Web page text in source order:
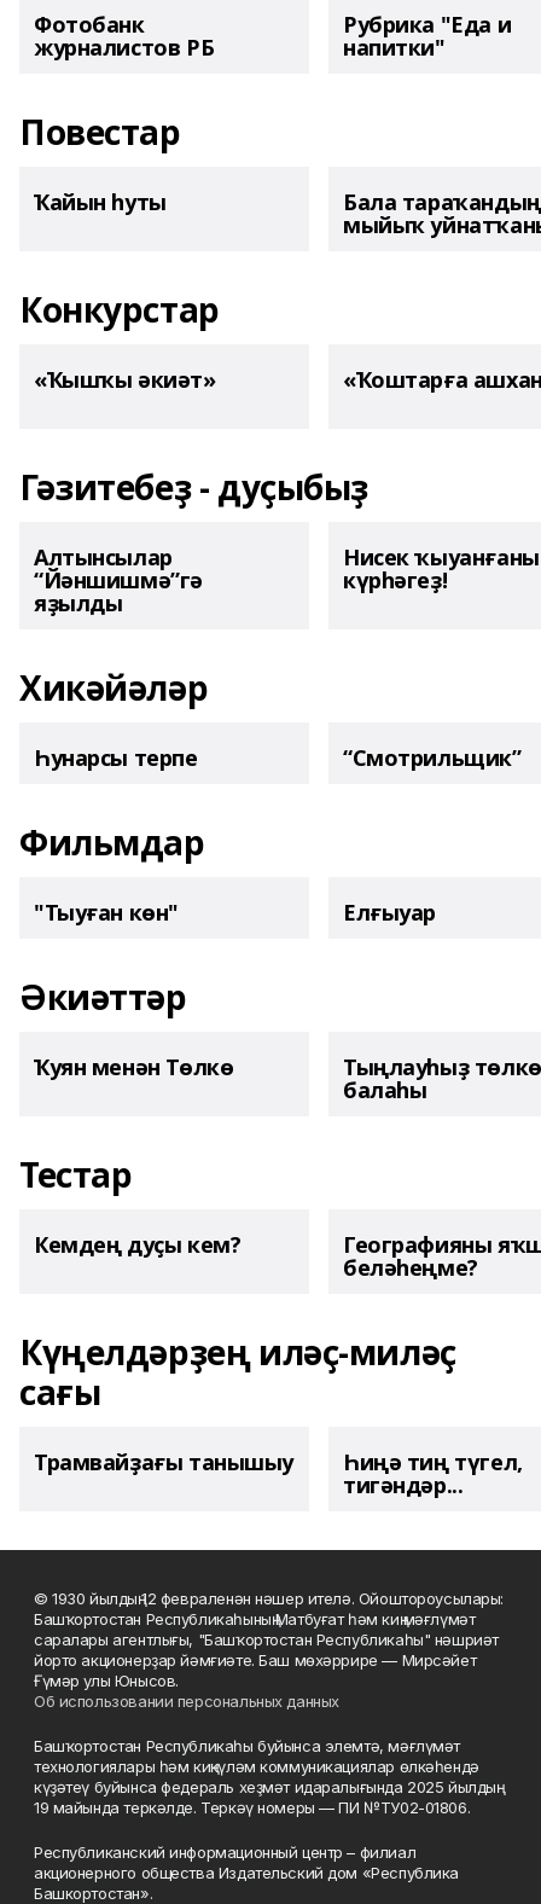
Фотобанк
журналистов РБ
Рубрика "Еда и
напитки"
Повестар
Ҡайын һуты Бала тараҡандың
мыйыҡ
Конкурстар
«Ҡышҡы әкиәт» «Ҡоштарға
Гәзитебеҙ - дуҫыбыҙ
Алтынсылар
“Йәншишмә”гә
яҙылды
Нисек
күрһәгеҙ!
Хикәйәләр
Һунарсы терпе “Смотрильщик”
Фильмдар
"Тыуған көн" Елғыуар
Әкиәттәр
Ҡуян менән Төлкө Тыңлауһыҙ төлкө
балаһы
Тестар
Кемдең дуҫы кем? Географияны
беләһеңме?
Күңелдәрҙең иләҫ-миләҫ
сағы
Трамвайҙағы танышыу Һиңә тиң түгел,
тигәндәр...
© 1930 йылдың 12 февраленән нәшер ителә. Ойоштороусылары:
Башҡортостан Республикаһының Матбуғат һәм киң мәғлүмәт
саралары агентлығы, "Башҡортостан Республикаһы" нәшриәт
йорто акционерҙар йәмғиәте. Баш мөхәррире — Мирсәйет
Ғүмәр улы Юнысов.
Об использовании персональных данных
Башҡортостан Республикаһы буйынса элемтә, мәғлүмәт
технологиялары һәм киңкүләм коммуникациялар өлкәһендә
күҙәтеү буйынса федераль хеҙмәт идаралығында 2025 йылдың
19 майында теркәлде. Теркәү номеры — ПИ №ТУ02-01806.
Республиканский информационный центр – филиал
акционерного общества Издательский дом «Республика
Башкортостан».